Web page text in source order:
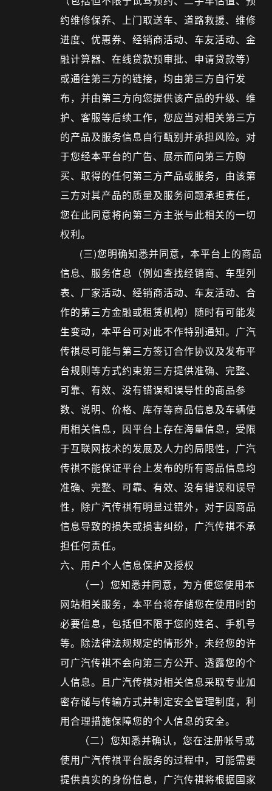
约维修保养、上门取送车、道路救援、维修
进度、优惠券、经销商活动、车友活动、金
融计算器、在线贷款预审批、申请贷款等）
或通往第三方的链接，均由第三方自行发
布，并由第三方向您提供该产品的升级、维
护、客服等后续工作，您应当对相关第三方
的产品及服务信息自行甄别并承担风险。对
于您经本平台的广告、展示而向第三方购
买、取得的任何第三方产品或服务，由该第
三方对其产品的质量及服务问题承担责任，
您在此同意将向第三方主张与此相关的一切
权利。
(三)您明确知悉并同意，本平台上的商品
信息、服务信息（例如查找经销商、车型列
表、厂家活动、经销商活动、车友活动、合
作的第三方金融或租赁机构）随时有可能发
生变动，本平台可对此不作特别通知。广汽
传祺尽可能与第三方签订合作协议及发布平
台规则等方式约束第三方提供准确、完整、
可靠、有效、没有错误和误导性的商品参
数、说明、价格、库存等商品信息及车辆使
用相关信息，因平台上存在海量信息，受限
于互联网技术的发展及人力的局限性，广汽
传祺不能保证平台上发布的所有商品信息均
准确、完整、可靠、有效、没有错误和误导
性，除广汽传祺有明显过错外，对于因商品
信息导致的损失或损害纠纷，广汽传祺不承
担任何责任。
六、用户个人信息保护及授权
（一）您知悉并同意，为方便您使用本
网站相关服务，本平台将存储您在使用时的
必要信息，包括但不限于您的姓名、手机号
等。除法律法规规定的情形外，未经您的许
可广汽传祺不会向第三方公开、透露您的个
人信息。且广汽传祺对相关信息采取专业加
密存储与传输方式并制定安全管理制度，利
用合理措施保障您的个人信息的安全。
（二）您知悉并确认，您在注册帐号或
使用广汽传祺平台服务的过程中，可能需要
提供真实的身份信息，广汽传祺将根据国家